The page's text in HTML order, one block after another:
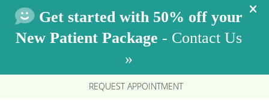
REQUEST APPOINTMENT